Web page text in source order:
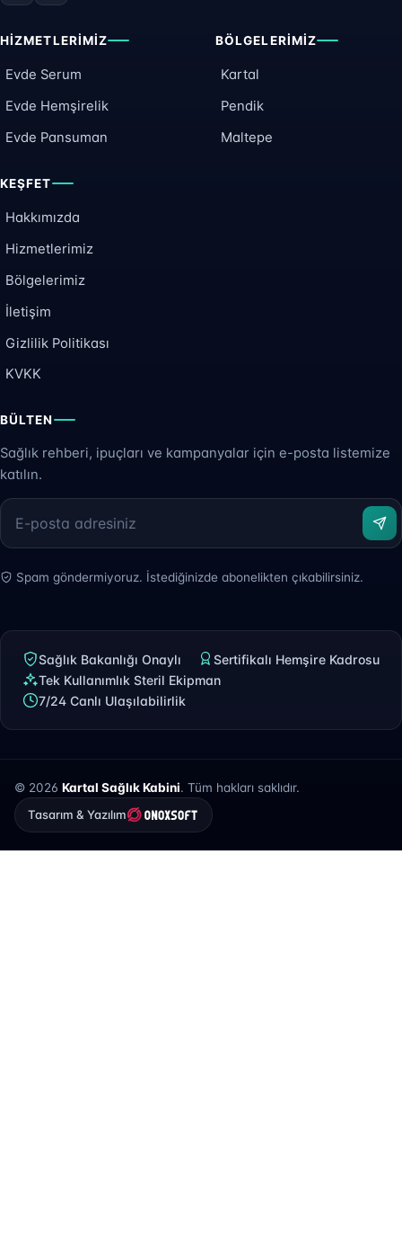
HIZMETLERIMIZ
Evde Serum
Evde Hemşirelik
Evde Pansuman
BÖLGELERIMIZ
Kartal
Pendik
Maltepe
KEŞFET
Hakkımızda
Hizmetlerimiz
Bölgelerimiz
İletişim
Gizlilik Politikası
KVKK
BÜLTEN
Sağlık rehberi, ipuçları ve kampanyalar için e-posta listemize
katılın.
Spam göndermiyoruz. İstediğinizde abonelikten çıkabilirsiniz.
Sağlık Bakanlığı Onaylı
Sertifikalı Hemşire Kadrosu
Tek Kullanımlık Steril Ekipman
7/24 Canlı Ulaşılabilirlik
© 2026 Kartal Sağlık Kabini. Tüm hakları saklıdır.
Tasarım & Yazılım